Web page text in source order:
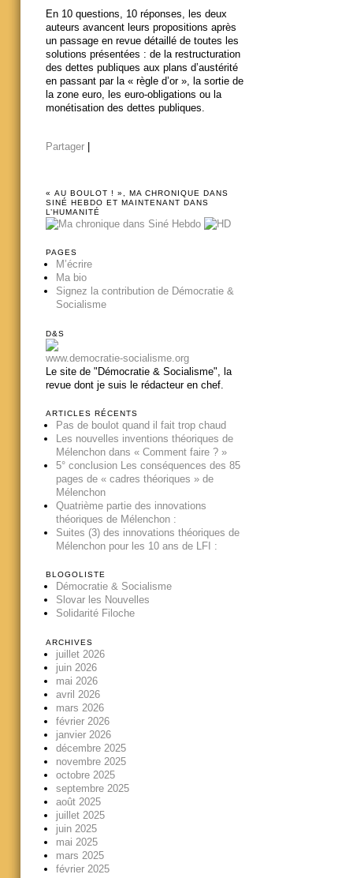
En 10 questions, 10 réponses, les deux
auteurs avancent leurs propositions après
un passage en revue détaillé de toutes les
solutions présentées : de la restructuration
des dettes publiques aux plans d’austérité
en passant par la « règle d’or », la sortie de
la zone euro, les euro-obligations ou la
monétisation des dettes publiques.
Partager
« AU BOULOT ! », MA CHRONIQUE DANS
SINÉ HEBDO ET MAINTENANT DANS
L’HUMANITÉ
PAGES
M’écrire
Ma bio
Signez la contribution de Démocratie &
Socialisme
D&S
www.democratie-socialisme.org
Le site de "Démocratie & Socialisme", la
revue dont je suis le rédacteur en chef.
ARTICLES RÉCENTS
Pas de boulot quand il fait trop chaud
Les nouvelles inventions théoriques de
Mélenchon dans « Comment faire ? »
5° conclusion Les conséquences des 85
pages de « cadres théoriques » de
Mélenchon
Quatrième partie des innovations
théoriques de Mélenchon :
Suites (3) des innovations théoriques de
Mélenchon pour les 10 ans de LFI :
BLOGOLISTE
Démocratie & Socialisme
Slovar les Nouvelles
Solidarité Filoche
ARCHIVES
juillet 2026
juin 2026
mai 2026
avril 2026
mars 2026
février 2026
janvier 2026
décembre 2025
novembre 2025
octobre 2025
septembre 2025
août 2025
juillet 2025
juin 2025
mai 2025
mars 2025
février 2025